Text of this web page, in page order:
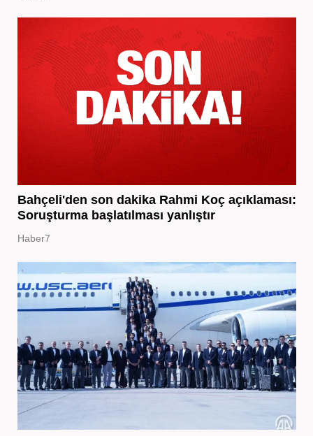
Bahçeli'den son dakika Rahmi Koç açıklaması:
Soruşturma başlatılması yanlıştır
Haber7